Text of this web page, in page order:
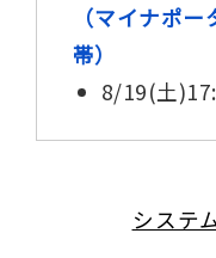
（マイナポ
帯）
8/19(土
システ